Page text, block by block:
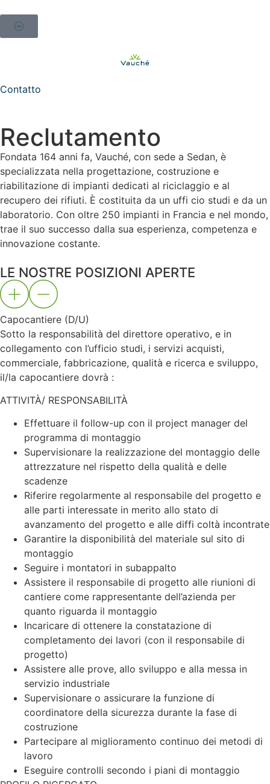
Contatto
Reclutamento
Fondata 164 anni fa, Vauché, con sede a Sedan, è
specializzata nella progettazione, costruzione e
riabilitazione di impianti dedicati al riciclaggio e al
recupero dei rifiuti. È costituita da un uffi cio studi e da un
laboratorio. Con oltre 250 impianti in Francia e nel mondo,
trae il suo successo dalla sua esperienza, competenza e
innovazione costante.
LE NOSTRE POSIZIONI APERTE
Capocantiere (D/U)
Sotto la responsabilità del direttore operativo, e in
collegamento con l’ufficio studi, i servizi acquisti,
commerciale, fabbricazione, qualità e ricerca e sviluppo,
il/la capocantiere dovrà :
ATTIVITÀ/ RESPONSABILITÀ
Effettuare il follow-up con il project manager del
programma di montaggio
Supervisionare la realizzazione del montaggio delle
attrezzature nel rispetto della qualità e delle
scadenze
Riferire regolarmente al responsabile del progetto e
alle parti interessate in merito allo stato di
avanzamento del progetto e alle diffi coltà incontrate
Garantire la disponibilità del materiale sul sito di
montaggio
Seguire i montatori in subappalto
Assistere il responsabile di progetto alle riunioni di
cantiere come rappresentante dell’azienda per
quanto riguarda il montaggio
Incaricare di ottenere la constatazione di
completamento dei lavori (con il responsabile di
progetto)
Assistere alle prove, allo sviluppo e alla messa in
servizio industriale
Supervisionare o assicurare la funzione di
coordinatore della sicurezza durante la fase di
costruzione
Partecipare al miglioramento continuo dei metodi di
lavoro
Eseguire controlli secondo i piani di montaggio